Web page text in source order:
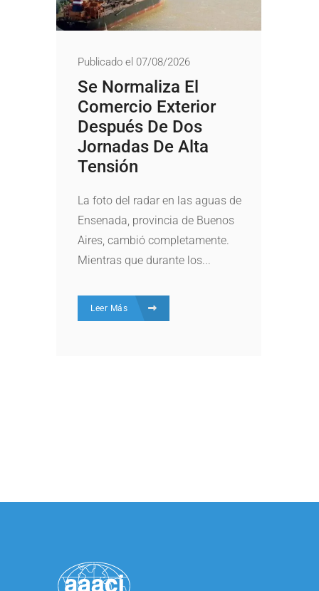
Publicado el 07/08/2026
Se Normaliza El
Comercio Exterior
Después De Dos
Jornadas De Alta
Tensión
La foto del radar en las aguas de
Ensenada, provincia de Buenos
Aires, cambió completamente.
Mientras que durante los...
Leer Más